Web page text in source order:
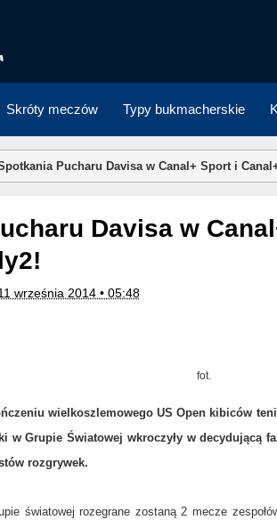
Skróty meczów Typy bukmacherskie
Pucharu Davisa w Canal+ Sport i
września 2014 • 05:48
fot.
wielkoszlemowego US Open kibiców
w Grupie Światowej wkroczyły w decydującą
rozgrywek.
światowej rozegrane zostaną 2 mecze